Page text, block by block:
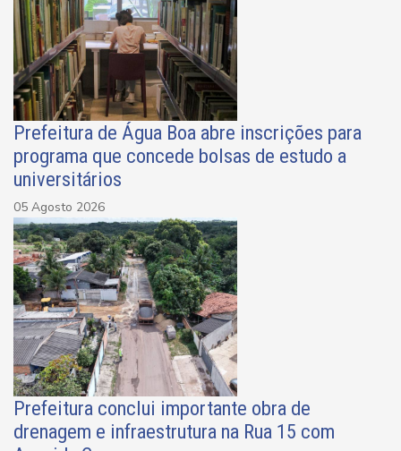
Prefeitura de Água Boa abre inscrições para
programa que concede bolsas de estudo a
universitários
05 Agosto 2026
Prefeitura conclui importante obra de
drenagem e infraestrutura na Rua 15 com